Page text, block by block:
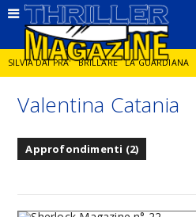
SILVIA DAI PRA' BRILLARE LA GUARDIANA
JORGE DIAZ LA SPIA DELITTO IN CORNICE
Valentina Catania
Approfondimenti (2)